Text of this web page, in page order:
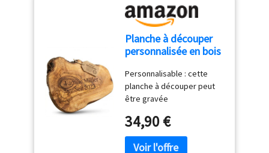
pratique pour les pizzas
traditionnelles ou maison.
Planche à découper
personnalisée en bois
gravure comme
cadeau individuel (25-
29 cm)
Personnalisable : cette
planche à découper peut
être gravée
soit avec un message
spécial ou un nom, et est
donc parfaite comme
34,90 €